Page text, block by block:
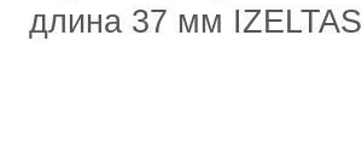
длина 37 мм IZELTAS